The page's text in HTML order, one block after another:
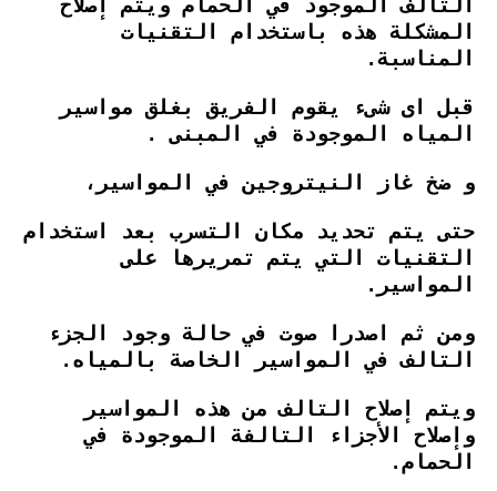
التالف الموجود في الحمام ويتم إصلاح
المشكلة هذه باستخدام التقنيات
المناسبة.
قبل اى شىء يقوم الفريق بغلق مواسير
المياه الموجودة في المبنى .
و ضخ غاز النيتروجين في المواسير،
حتى يتم تحديد مكان التسرب بعد استخدام
التقنيات التي يتم تمريرها على
المواسير.
ومن ثم اصدرا صوت في حالة وجود الجزء
التالف في المواسير الخاصة بالمياه.
ويتم إصلاح التالف من هذه المواسير
وإصلاح الأجزاء التالفة الموجودة في
الحمام.